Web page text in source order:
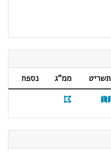
תשריט ממ"ג
נספח